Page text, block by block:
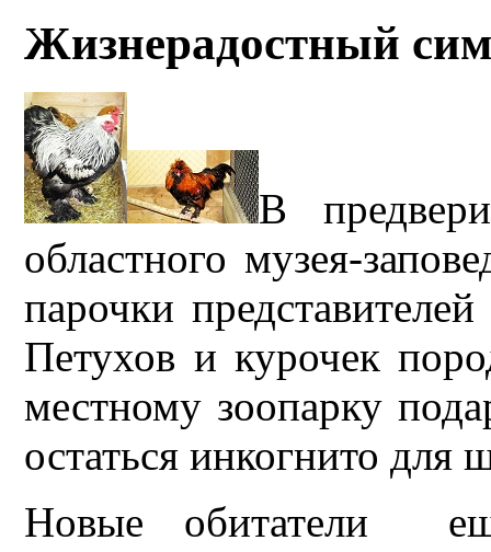
Жизнерадостный
В
областного музея-
парочки
Петухов и курочек
местному зоопарку
остаться инкогнито
Новые обитатели